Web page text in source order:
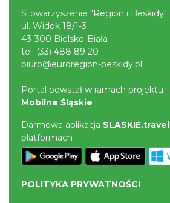
Stowarzyszenie "Region i Beskidy"
ul. Widok 18/1-3
43-300 Bielsko-Biała
tel. (33) 488 89 20
biuro@euroregion-beskidy.pl
Portal powstał w ramach projektu
Mobilne Śląskie
Darmowa aplikacja SLASKIE.travel
platformach
POLITYKA PRYWATNOŚCI